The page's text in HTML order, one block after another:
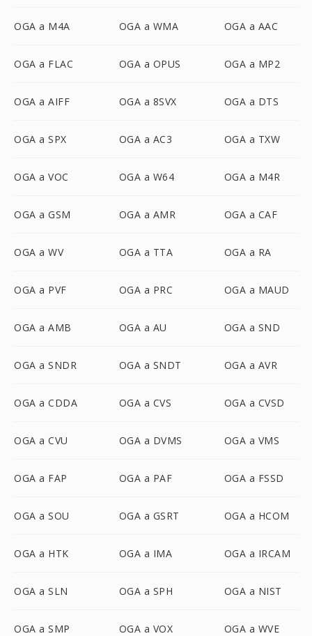
OGA a M4A OGA a WMA OGA a AAC
OGA a FLAC OGA a OPUS OGA a MP2
OGA a AIFF OGA a 8SVX OGA a DTS
OGA a SPX OGA a AC3 OGA a TXW
OGA a VOC OGA a W64 OGA a M4R
OGA a GSM OGA a AMR OGA a CAF
OGA a WV OGA a TTA OGA a RA
OGA a PVF OGA a PRC OGA a MAUD
OGA a AMB OGA a AU OGA a SND
OGA a SNDR OGA a SNDT OGA a AVR
OGA a CDDA OGA a CVS OGA a CVSD
OGA a CVU OGA a DVMS OGA a VMS
OGA a FAP OGA a PAF OGA a FSSD
OGA a SOU OGA a GSRT OGA a HCOM
OGA a HTK OGA a IMA OGA a IRCAM
OGA a SLN OGA a SPH OGA a NIST
OGA a SMP OGA a VOX OGA a WVE